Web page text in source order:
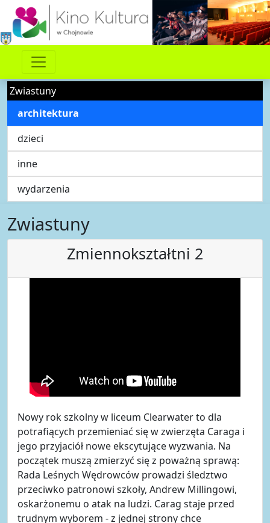
Zwiastuny
architektura
dzieci
inne
wydarzenia
Zwiastuny
Zmiennokształtni 2
Nowy rok szkolny w liceum Clearwater to dla
potrafiących przemieniać się w zwierzęta Caraga i
jego przyjaciół nowe ekscytujące wyzwania. Na
początek muszą zmierzyć się z poważną sprawą:
Rada Leśnych Wędrowców prowadzi śledztwo
przeciwko patronowi szkoły, Andrew Millingowi,
oskarżonemu o atak na ludzi. Carag staje przed
trudnym wyborem - z jednej strony chce